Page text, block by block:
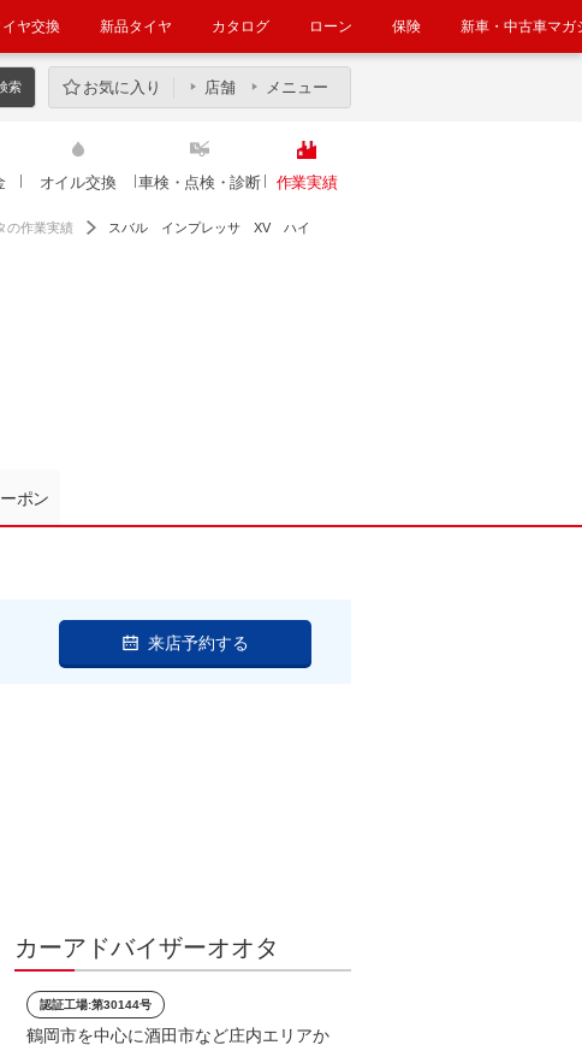
イヤ交換 新品タイヤ カタログ ローン 保険 新車・中古車マガ
お気に入り 店舗 メニュー
オイル交換 車検・点検・診断 作業実績
の作業実績
スバル インプレッサ XV ハイ
ポン
来店予約する
カーアドバイザーオオタ
認証工場:第30144号
鶴岡市を中心に酒田市など庄内エリアか